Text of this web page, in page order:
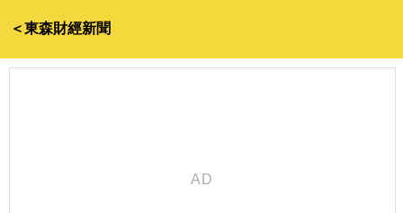
＜東森財經新聞